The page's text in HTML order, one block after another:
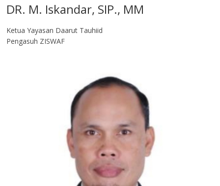
DR. M. Iskandar, SIP., MM
Ketua Yayasan Daarut Tauhiid
Pengasuh ZISWAF